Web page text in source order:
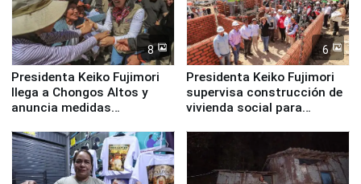
8
Presidenta Keiko Fujimori
llega a Chongos Altos y
anuncia medidas
educación, salud y empleo
6
Presidenta Keiko Fujimori
supervisa construcción de
vivienda social para